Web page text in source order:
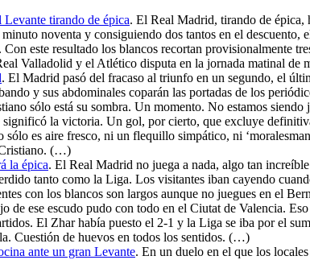
tirando de épica. El Real Madrid, tirando de épica,
noventa y consiguiendo dos tantos en el
Con este resultado los blancos recortan
Valladolid y el Atlético disputa en la jornada matinal
. El Madrid pasó del fracaso al triunfo en un segundo, el
y sus abdominales coparán las portadas de los
sólo está su sombra. Un momento. No estamos
la victoria. Un gol, por cierto, que excluye
es aire fresco, ni un flequillo simpático, ni
Cristiano. (…)
la épica. El Real Madrid no juega a nada, algo tan
tanto como la Liga. Los visitantes iban cayendo
con los blancos son largos aunque no juegues en el
de ese escudo pudo con todo en el Ciutat de Valencia.
El Zhar había puesto el 2-1 y la Liga se iba por el
Cuestión de huevos en todos los sentidos. (…)
ante un gran Levante. En un duelo en el que los